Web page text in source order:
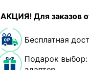
АКЦИЯ! Для заказов
Бесплатная
Подарок выбор: